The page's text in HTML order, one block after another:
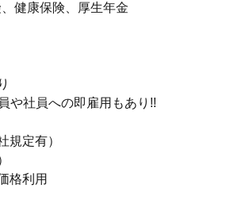
健康保険、厚生年金
や社員への即雇用もあり!!
規定有）
格利用